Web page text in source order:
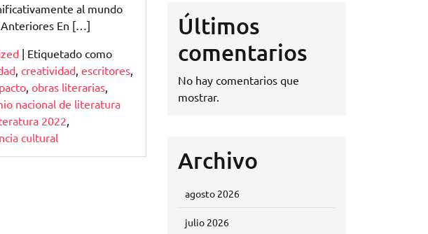
al mundo
Anteriores En […]
| Etiquetado como
, creatividad, escritores,
, obras literarias,
nacional de literatura
2022
cultural
Últimos
comentarios
No hay comentarios que
mostrar.
Archivo
agosto 2026
julio 2026